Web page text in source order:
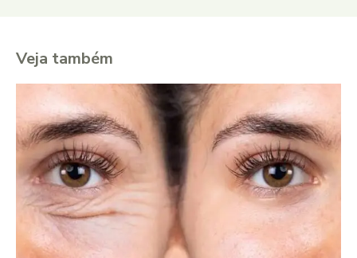
Veja também